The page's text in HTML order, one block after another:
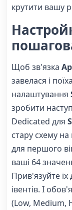
крутити вашу
Щоб зв'язка
завелася і
налаштування
зробити
Dedicated для
стару схему
для першого
ваші 64
Прив'язуйте
івентів. І
(Low, Medium,